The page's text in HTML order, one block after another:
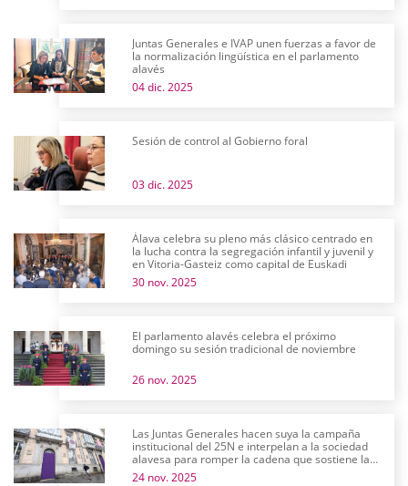
Juntas Generales e IVAP unen fuerzas a favor de
la normalización lingüística en el parlamento
alavés
04 dic. 2025
Sesión de control al Gobierno foral
03 dic. 2025
Álava celebra su pleno más clásico centrado en
la lucha contra la segregación infantil y juvenil y
en Vitoria-Gasteiz como capital de Euskadi
30 nov. 2025
El parlamento alavés celebra el próximo
domingo su sesión tradicional de noviembre
26 nov. 2025
Las Juntas Generales hacen suya la campaña
institucional del 25N e interpelan a la sociedad
alavesa para romper la cadena que sostiene la
violencia machista
24 nov. 2025